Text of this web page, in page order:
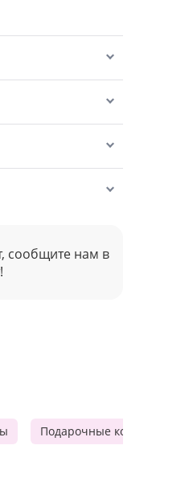
сообщите нам в
Подарочные корзины